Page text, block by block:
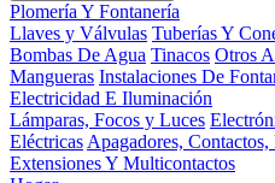
Plomería Y Fontanería
Llaves y Válvulas Tuberías Y
Bombas De Agua Tinacos Otros
Mangueras Instalaciones De
Electricidad E Iluminación
Lámparas, Focos y Luces
Eléctricas Apagadores,
Extensiones Y Multicontactos